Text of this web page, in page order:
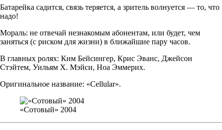
Батарейка садится, связь теряется, а зритель волнуется — то, что
надо!
Мораль: не отвечай незнакомым абонентам, или будет, чем
заняться (с риском для жизни) в ближайшие пару часов.
В главных ролях: Ким Бейсингер, Крис Эванс, Джейсон
Стэйтем, Уильям Х. Мэйси, Ноа Эммерих.
Оригинальное название: «Cellular».
«Сотовый» 2004